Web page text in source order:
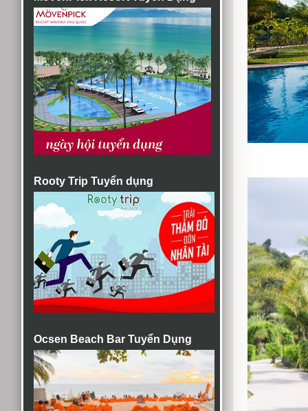
Rooty Trip Tuyển dụng
Ocsen Beach Bar Tuyển Dụng